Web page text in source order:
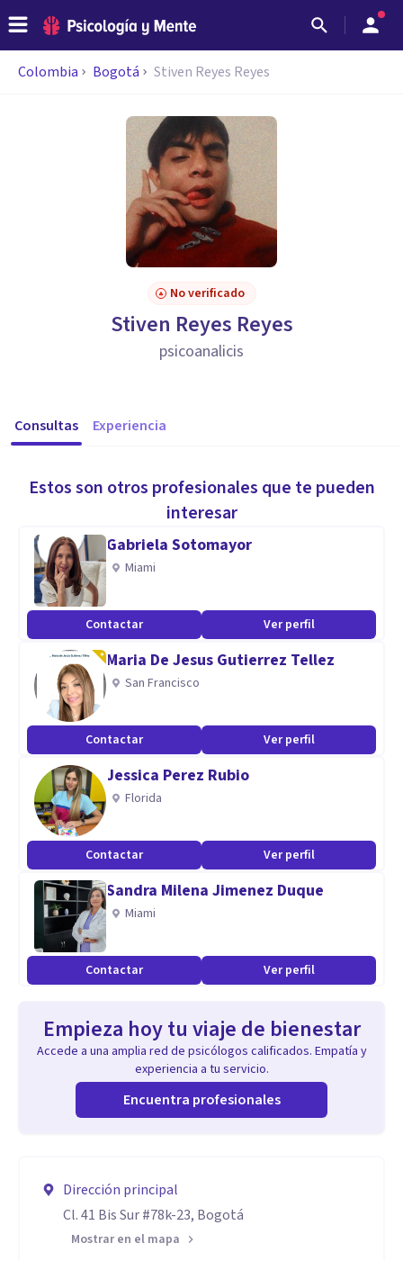
Colombia Bogotá Stiven Reyes Reyes
No verificado
Stiven Reyes Reyes
psicoanalicis
Consultas Experiencia
Estos son otros profesionales que te pueden
interesar
Gabriela Sotomayor
Miami
Contactar Ver perfil
Maria De Jesus Gutierrez Tellez
San Francisco
Contactar Ver perfil
Jessica Perez Rubio
Florida
Contactar Ver perfil
Sandra Milena Jimenez Duque
Miami
Contactar Ver perfil
Empieza hoy tu viaje de bienestar
Accede a una amplia red de psicólogos calificados. Empatía y
experiencia a tu servicio.
Encuentra profesionales
Dirección principal
Cl. 41 Bis Sur #78k-23, Bogotá
Mostrar en el mapa